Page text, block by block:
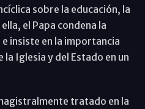
sobre la educación, la
el Papa condena la
insiste en la importancia
Iglesia y del Estado en un
tratado en la